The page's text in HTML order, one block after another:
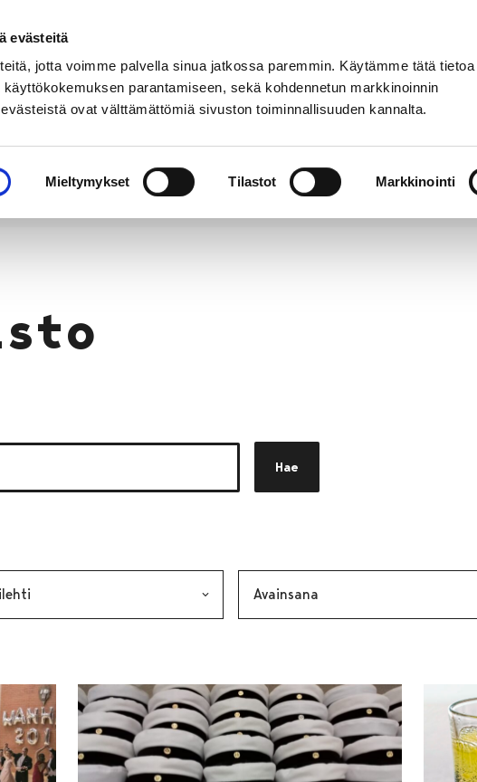
evästeitä
jotta voimme palvella sinua jatkossa paremmin. Käytämme tätä tietoa
parantamiseen, sekä kohdennetun markkinoinnin
ovat välttämättömiä sivuston toiminnallisuuden kannalta.
Mieltymykset Tilastot Markkinointi
Hae